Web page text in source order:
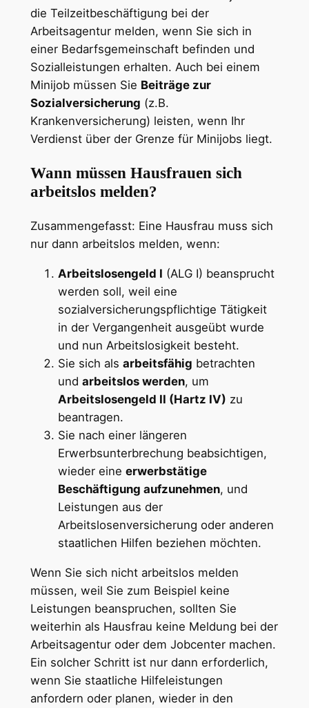
die Teilzeitbeschäftigung bei der
Arbeitsagentur melden, wenn Sie sich in
einer Bedarfsgemeinschaft befinden und
Sozialleistungen erhalten. Auch bei einem
Minijob müssen Sie Beiträge zur
Sozialversicherung (z.B.
Krankenversicherung) leisten, wenn Ihr
Verdienst über der Grenze für Minijobs liegt.
Wann müssen Hausfrauen sich
arbeitslos melden?
Zusammengefasst: Eine Hausfrau muss sich
nur dann arbeitslos melden, wenn:
Arbeitslosengeld I (ALG I) beansprucht
werden soll, weil eine
sozialversicherungspflichtige Tätigkeit
in der Vergangenheit ausgeübt wurde
und nun Arbeitslosigkeit besteht.
Sie sich als arbeitsfähig betrachten
und arbeitslos werden, um
Arbeitslosengeld II (Hartz IV) zu
beantragen.
Sie nach einer längeren
Erwerbsunterbrechung beabsichtigen,
wieder eine erwerbstätige
Beschäftigung aufzunehmen, und
Leistungen aus der
Arbeitslosenversicherung oder anderen
staatlichen Hilfen beziehen möchten.
Wenn Sie sich nicht arbeitslos melden
müssen, weil Sie zum Beispiel keine
Leistungen beanspruchen, sollten Sie
weiterhin als Hausfrau keine Meldung bei der
Arbeitsagentur oder dem Jobcenter machen.
Ein solcher Schritt ist nur dann erforderlich,
wenn Sie staatliche Hilfeleistungen
anfordern oder planen, wieder in den